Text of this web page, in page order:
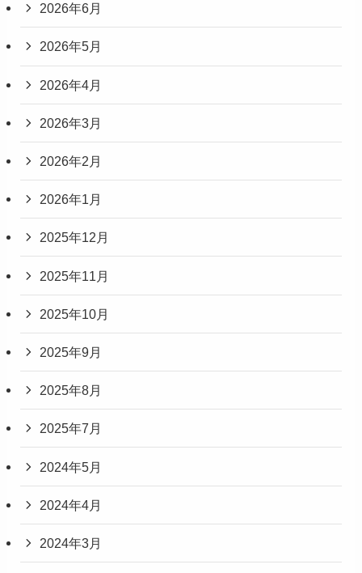
2026年6月
2026年5月
2026年4月
2026年3月
2026年2月
2026年1月
2025年12月
2025年11月
2025年10月
2025年9月
2025年8月
2025年7月
2024年5月
2024年4月
2024年3月